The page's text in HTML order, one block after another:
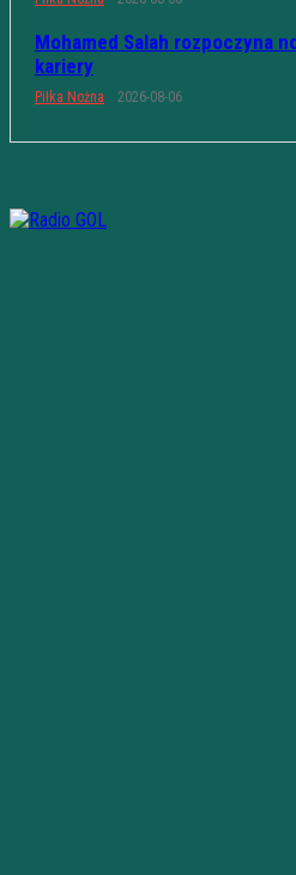
Mohamed Salah rozpoczyna
kariery
Piłka Nożna 2026-08-06